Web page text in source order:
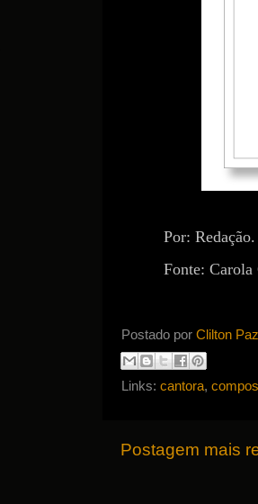
Por: Redação.
Fonte: Carola
Postado por Clilton Paz
Links: cantora,
Postagem mais